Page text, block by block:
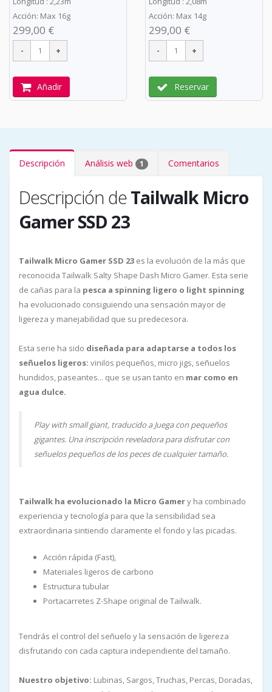
Acción: Max 16g
299,00 €
Añadir
Acción: Max 14g
299,00 €
Reservar
Descripción Análisis web 1 Comentarios
Descripción deTailwalk Micro
Gamer SSD 23
Tailwalk Micro Gamer SSD 23 es la evolución de la más que
reconocida Tailwalk Salty Shape Dash Micro Gamer. Esta serie
de cañas para la pesca a spinning ligero o light spinning
ha evolucionado consiguiendo una sensación mayor de
ligereza y manejabilidad que su predecesora.
Esta serie ha sido diseñada para adaptarse a todos los
señuelos ligeros: vinilos pequeños, micro jigs, señuelos
hundidos, paseantes... que se usan tanto en mar como en
agua dulce.
Play with small giant, traducido a Juega con pequeños
gigantes. Una inscripción reveladora para disfrutar con
señuelos pequeños de los peces de cualquier tamaño.
Tailwalk ha evolucionado la Micro Gamery ha combinado
experiencia y tecnología para que la sensibilidad sea
extraordinaria sintiendo claramente el fondo y las picadas.
Acción rápida (Fast),
Materiales ligeros de carbono
Estructura tubular
Portacarretes Z-Shape original de Tailwalk.
Tendrás el control del señuelo y la sensación de ligereza
disfrutando con cada captura independiente del tamaño.
Nuestro objetivo: Lubinas, Sargos, Truchas, Percas, Doradas,